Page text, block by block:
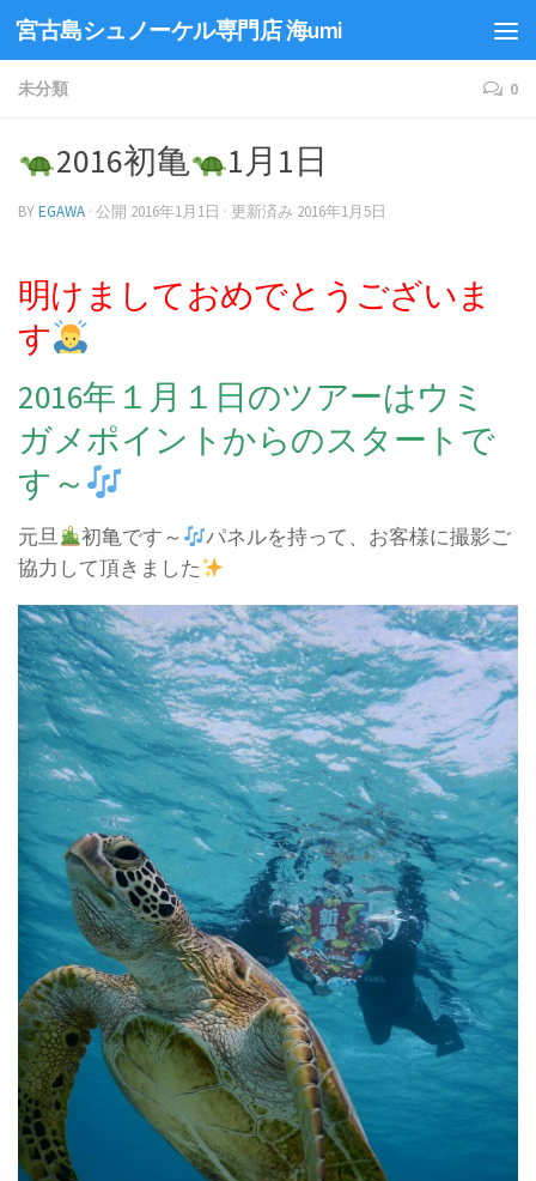
宮古島シュノーケル専門店 海umi
未分類 0
2016初亀 1月1日
BYEGAWA · 公開 2016年1月1日 · 更新済み 2016年1月5日
明けましておめでとうございま
す
2016年１月１日のツアーはウミ
ガメポイントからのスタートで
す～
元旦 初亀です～
パネルを持って、お客様に撮影ご
協力して頂きました